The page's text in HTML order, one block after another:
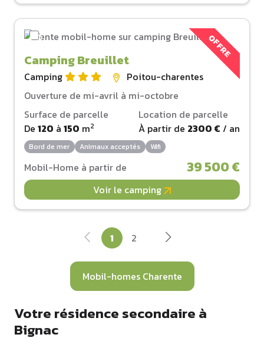
OFFRE
Camping Breuillet
Camping
Poitou-charentes
Ouverture de mi-avril à mi-octobre
Surface de parcelle
De 120 à 150 m2
Location de parcelle
À partir de 2300 € / an
Bord de mer Animaux acceptés Wifi
Mobil-Home à partir de 39 500 €
Voir le camping
1 2
Mobil-homes Charente
Votre résidence secondaire à
Bignac